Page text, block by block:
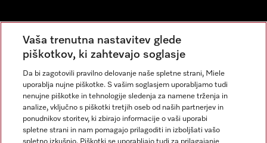
Novice
Vaša trenutna nastavitev glede
piškotkov, ki zahtevajo soglasje
Da bi zagotovili pravilno delovanje naše spletne strani, Miele
uporablja nujne piškotke. S vašim soglasjem uporabljamo tudi
nenujne piškotke in tehnologije sledenja za namene trženja in
analize, vključno s piškotki tretjih oseb od naših partnerjev in
ponudnikov storitev, ki zbirajo informacije o vaši uporabi
spletne strani in nam pomagajo prilagoditi in izboljšati vašo